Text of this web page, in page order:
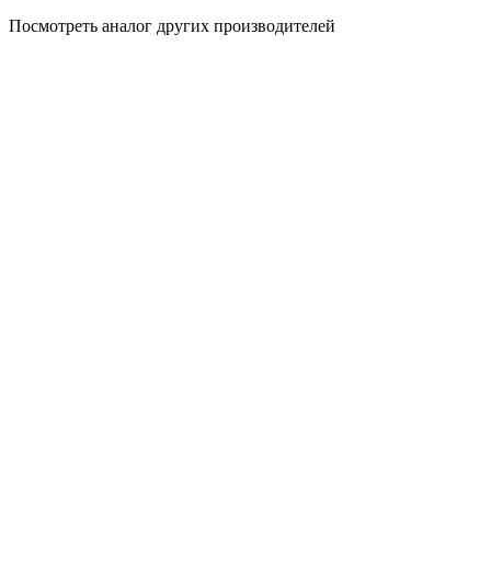
Посмотреть аналог других производителей